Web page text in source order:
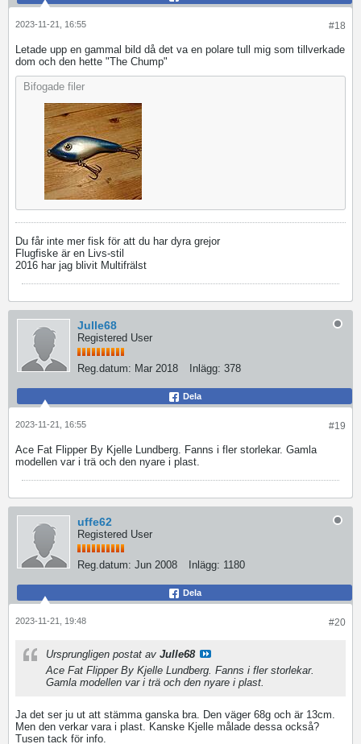
#18
2023-11-21, 16:55
Letade upp en gammal bild då det va en polare tull mig som tillverkade
dom och den hette "The Chump"
Bifogade filer
Du får inte mer fisk för att du har dyra grejor
Flugfiske är en Livs-stil
2016 har jag blivit Multifrälst
Julle68
Registered User
Reg.datum: Mar 2018 Inlägg: 378
Dela
#19
2023-11-21, 16:55
Ace Fat Flipper By Kjelle Lundberg. Fanns i fler storlekar. Gamla
modellen var i trä och den nyare i plast.
uffe62
Registered User
Reg.datum: Jun 2008 Inlägg: 1180
Dela
#20
2023-11-21, 19:48
Ursprungligen postat av Julle68
Ace Fat Flipper By Kjelle Lundberg. Fanns i fler storlekar.
Gamla modellen var i trä och den nyare i plast.
Ja det ser ju ut att stämma ganska bra. Den väger 68g och är 13cm.
Men den verkar vara i plast. Kanske Kjelle målade dessa också?
Tusen tack för info.